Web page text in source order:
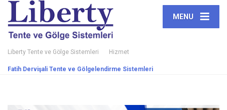
MENU
Liberty Tente ve Gölge Sistemleri Hizmet
Fatih Dervişali Tente ve Gölgelendirme Sistemleri